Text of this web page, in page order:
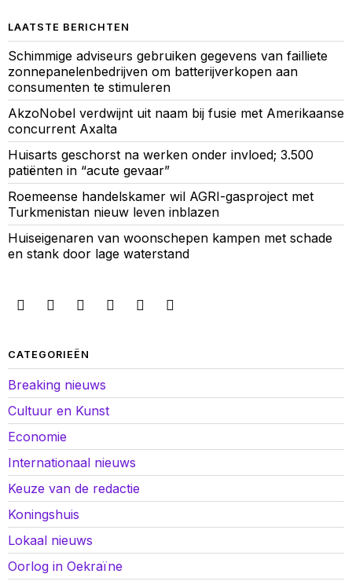
LAATSTE BERICHTEN
Schimmige adviseurs gebruiken gegevens van failliete
zonnepanelenbedrijven om batterijverkopen aan
consumenten te stimuleren
AkzoNobel verdwijnt uit naam bij fusie met Amerikaanse
concurrent Axalta
Huisarts geschorst na werken onder invloed; 3.500
patiënten in “acute gevaar”
Roemeense handelskamer wil AGRI-gasproject met
Turkmenistan nieuw leven inblazen
Huiseigenaren van woonschepen kampen met schade
en stank door lage waterstand
CATEGORIEËN
Breaking nieuws
Cultuur en Kunst
Economie
Internationaal nieuws
Keuze van de redactie
Koningshuis
Lokaal nieuws
Oorlog in Oekraïne